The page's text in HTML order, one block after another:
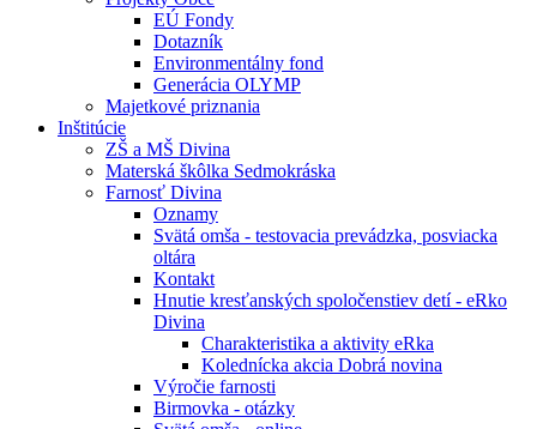
EÚ Fondy
Dotazník
Environmentálny fond
Generácia OLYMP
Majetkové priznania
Inštitúcie
ZŠ a MŠ Divina
Materská škôlka Sedmokráska
Farnosť Divina
Oznamy
Svätá omša - testovacia prevádzka, posviacka
oltára
Kontakt
Hnutie kresťanských spoločenstiev detí - eRko
Divina
Charakteristika a aktivity eRka
Kolednícka akcia Dobrá novina
Výročie farnosti
Birmovka - otázky